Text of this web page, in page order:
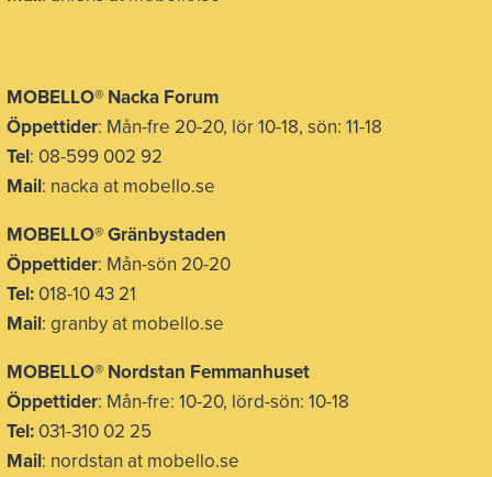
MOBELLO® Nacka Forum
Öppettider: Mån-fre 20-20, lör 10-18, sön: 11-18
Tel: 08-599 002 92
Mail: nacka at mobello.se
MOBELLO®Gränbystaden
Öppettider: Mån-sön 20-20
Tel: 018-10 43 21
Mail: granby at mobello.se
MOBELLO® Nordstan Femmanhuset
Öppettider: Mån-fre: 10-20, lörd-sön: 10-18
Tel: 031-310 02 25
Mail: nordstan at mobello.se